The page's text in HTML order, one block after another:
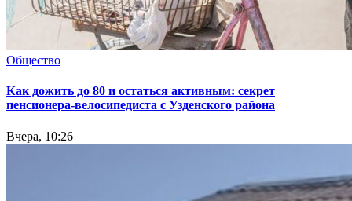
Общество
Как дожить до 80 и остаться активным: секрет
пенсионера-велосипедиста с Узденского района
Вчера, 10:26